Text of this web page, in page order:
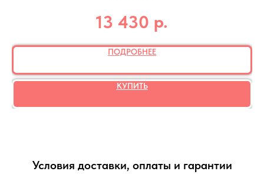
13 430 р.
ПОДРОБНЕЕ
КУПИТЬ
Условия доставки, оплаты и гарантии